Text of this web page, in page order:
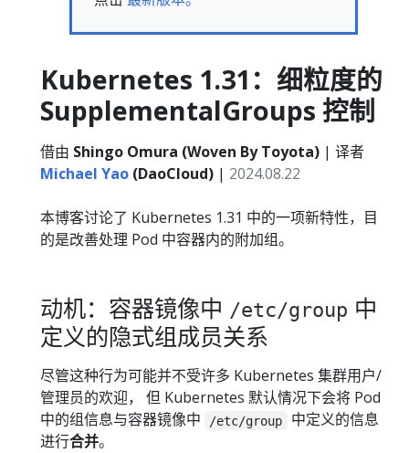
Kubernetes 1.31：细粒度的
SupplementalGroups 控制
借由 Shingo Omura (Woven By Toyota) | 译者
Michael Yao (DaoCloud) | 2024.08.22
本博客讨论了 Kubernetes 1.31 中的一项新特性，目
的是改善处理 Pod 中容器内的附加组。
动机：容器镜像中 /etc/group 中
定义的隐式组成员关系
尽管这种行为可能并不受许多 Kubernetes 集群用户/
管理员的欢迎， 但 Kubernetes 默认情况下会将 Pod
中的组信息与容器镜像中
/etc/group
中定义的信息
进行合并。